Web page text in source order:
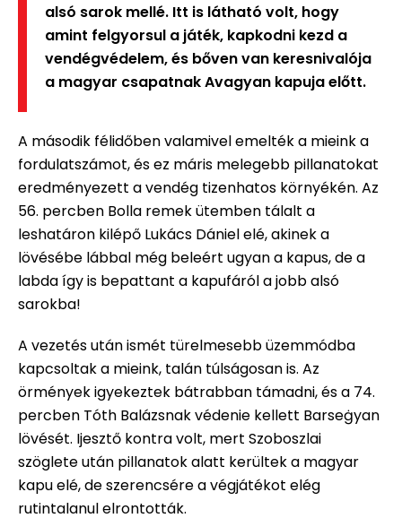
alsó sarok mellé. Itt is látható volt, hogy
amint felgyorsul a játék, kapkodni kezd a
vendégvédelem, és bőven van keresnivalója
a magyar csapatnak Avagyan kapuja előtt.
A második félidőben valamivel emelték a mieink a
fordulatszámot, és ez máris melegebb pillanatokat
eredményezett a vendég tizenhatos környékén. Az
56. percben Bolla remek ütemben tálalt a
leshatáron kilépő Lukács Dániel elé, akinek a
lövésébe lábbal még beleért ugyan a kapus, de a
labda így is bepattant a kapufáról a jobb alsó
sarokba!
A vezetés után ismét türelmesebb üzemmódba
kapcsoltak a mieink, talán túlságosan is. Az
örmények igyekeztek bátrabban támadni, és a 74.
percben Tóth Balázsnak védenie kellett Barseġyan
lövését. Ijesztő kontra volt, mert Szoboszlai
szöglete után pillanatok alatt kerültek a magyar
kapu elé, de szerencsére a végjátékot elég
rutintalanul elrontották.